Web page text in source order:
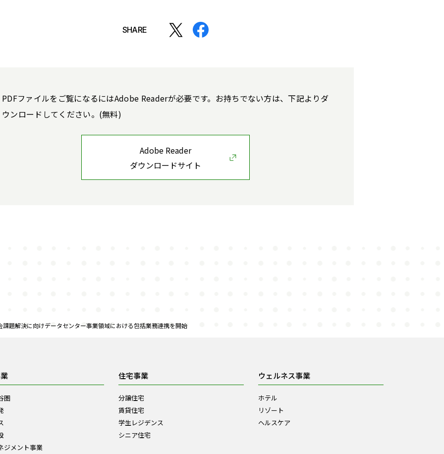
SHARE
PDFファイルをご覧になるにはAdobe Readerが必要です。お持ちでない方は、下記よりダ
ウンロードしてください。(無料)
Adobe Reader
ダウンロードサイト
課題解決に向けデータセンター事業領域における包括業務連携を開始
圏
ジメント事業
住宅事業
分譲住宅
賃貸住宅
学生レジデンス
シニア住宅
ウェルネス事業
ホテル
リゾート
ヘルスケア